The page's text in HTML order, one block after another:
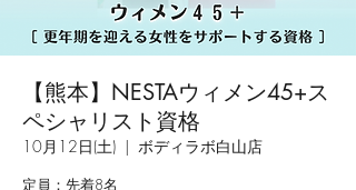
【熊本】NESTAウィメン45+ス
ペシャリスト資格
10月12日(土)
  |
ボディラボ白山店
定員：先着8名